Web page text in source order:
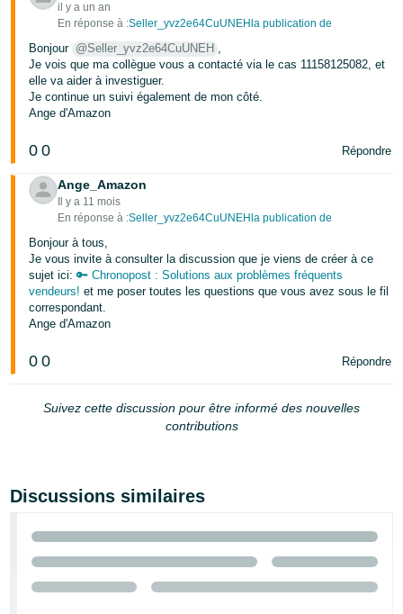
il y a un an
En réponse à :Seller_yvz2e64CuUNEHla publication de
Bonjour @Seller_yvz2e64CuUNEH ,
Je vois que ma collègue vous a contacté via le cas 11158125082, et
elle va aider à investiguer.
Je continue un suivi également de mon côté.
Ange d'Amazon
0 0 Répondre
Ange_Amazon
Il y a 11 mois
En réponse à :Seller_yvz2e64CuUNEHla publication de
Bonjour à tous,
Je vous invite à consulter la discussion que je viens de créer à ce
sujet ici:🔑 Chronopost : Solutions aux problèmes fréquents
vendeurs! et me poser toutes les questions que vous avez sous le fil
correspondant.
Ange d'Amazon
0 0 Répondre
Suivez cette discussion pour être informé des nouvelles
contributions
Discussions similaires